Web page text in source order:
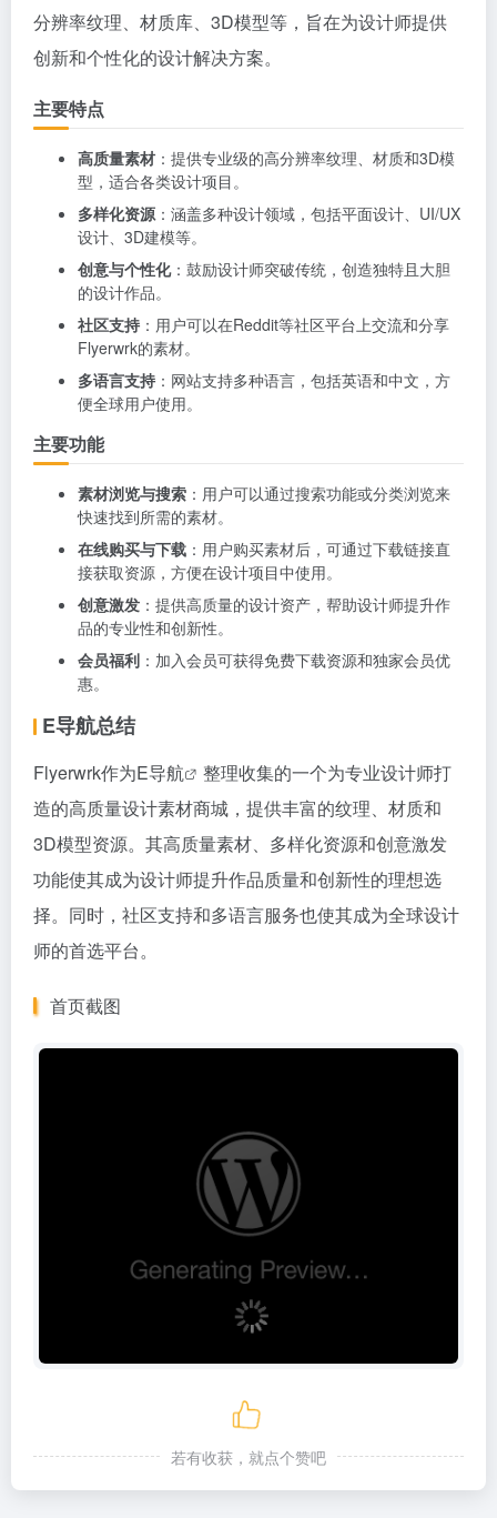
分辨率纹理、材质库、3D模型等，旨在为设计师提供
创新和个性化的设计解决方案。
主要特点
高质量素材 ：提供专业级的高分辨率纹理、材质和3D模
型，适合各类设计项目。
多样化资源：涵盖多种设计领域，包括平面设计、UI/UX
设计、3D建模等。
创意与个性化：鼓励设计师突破传统，创造独特且大胆
的设计作品。
社区支持 ：用户可以在Reddit等社区平台上交流和分享
Flyerwrk的素材。
多语言支持 ：网站支持多种语言，包括英语和中文，方
便全球用户使用。
主要功能
素材浏览与搜索 ：用户可以通过搜索功能或分类浏览来
快速找到所需的素材。
在线购买与下载 ：用户购买素材后，可通过下载链接直
接获取资源，方便在设计项目中使用。
创意激发 ：提供高质量的设计资产，帮助设计师提升作
品的专业性和创新性。
会员福利 ：加入会员可获得免费下载资源和独家会员优
惠。
E导航总结
Flyerwrk作为E导航
整理收集的一个为专业设计师打
造的高质量设计素材商城，提供丰富的纹理、材质和
3D模型资源。其高质量素材、多样化资源和创意激发
功能使其成为设计师提升作品质量和创新性的理想选
择。同时，社区支持和多语言服务也使其成为全球设计
师的首选平台。
首页截图
若有收获，就点个赞吧